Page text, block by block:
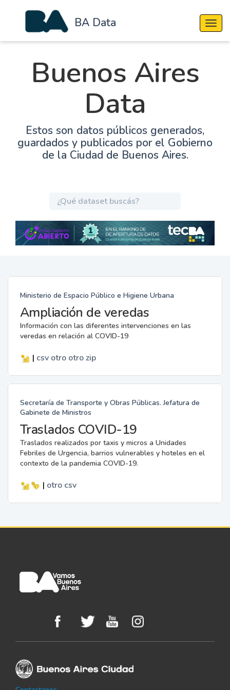
BA Data
Buenos Aires
Data
Estos son datos públicos generados,
guardados y publicados por el Gobierno
de la Ciudad de Buenos Aires.
Ministerio de Espacio Público e Higiene Urbana
Ampliación de veredas
Información con las diferentes intervenciones en las
veredas en relación al COVID-19
| csv otro otro zip
Secretaría de Transporte y Obras Públicas. Jefatura de
Gabinete de Ministros
Traslados COVID-19
Traslados realizados por taxis y micros a Unidades
Febriles de Urgencia, barrios vulnerables y hoteles en el
contexto de la pandemia COVID-19.
| otro csv